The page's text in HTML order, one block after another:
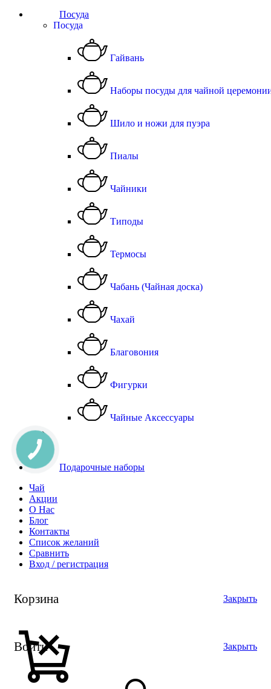
Посуда
Посуда
Гайвань
Наборы посуды для чайной
Шило и ножи для пуэра
Пиалы
Чайники
Типоды
Термосы
Чабань (Чайная доска)
Чахай
Благовония
Фигурки
Чайные Аксессуары
Подарочные наборы
Чай
Акции
О Нас
Блог
Контакты
Список желаний
Сравнить
Вход / регистрация
Корзина Закрыть
Войти Закрыть